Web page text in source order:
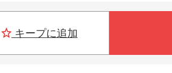
キープに追加